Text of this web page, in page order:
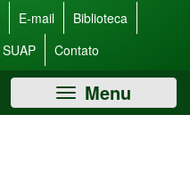
s
r
E-mail
Biblioteca
SUAP Contato
Menu